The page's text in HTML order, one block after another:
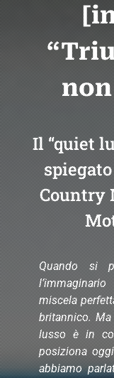
Il “quiet
Country
Quando si
miscela
britannico.
lusso è in
posiziona
abbiamo